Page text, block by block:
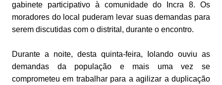
gabinete participativo à comunidade do Incra 8. Os
moradores do local puderam levar suas demandas para
serem discutidas com o distrital, durante o encontro.
Durante a noite, desta quinta-feira, Iolando ouviu as
demandas da população e mais uma vez se
comprometeu em trabalhar para a agilizar a duplicação